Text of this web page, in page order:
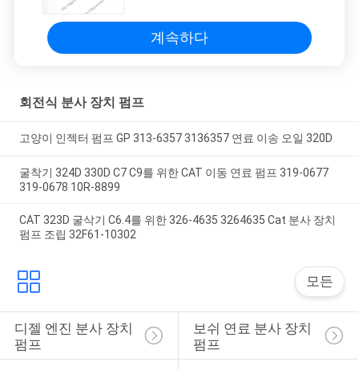
계속하다
회전식 분사 장치 펌프
고양이 인젝터 펌프 GP 313-6357 3136357 연료 이송 오일 320D
굴착기 324D 330D C7 C9를 위한 CAT 이동 연료 펌프 319-0677
319-0678 10R-8899
CAT 323D 굴삭기 C6.4를 위한 326-4635 3264635 Cat 분사 장치
펌프 조립 32F61-10302
모든
디젤 엔진 분사 장치
펌프
보쉬 연료 분사 장치
펌프